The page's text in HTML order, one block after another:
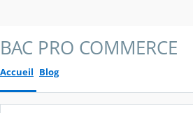
BAC PRO COMMERCE
Accueil Blog